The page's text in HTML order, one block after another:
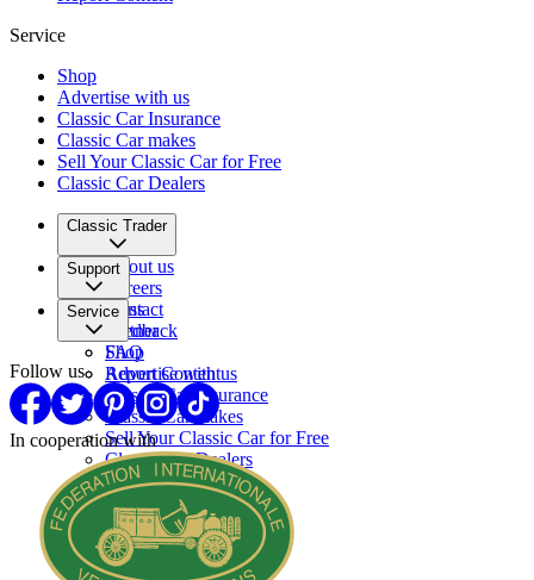
Service
Shop
Advertise with us
Classic Car Insurance
Classic Car makes
Sell Your Classic Car for Free
Classic Car Dealers
Classic Trader
About us
Careers
Press
Partner
Support
Contact
Feedback
FAQ
Report Content
Service
Shop
Advertise with us
Classic Car Insurance
Classic Car makes
Sell Your Classic Car for Free
Classic Car Dealers
Follow us
In cooperation with